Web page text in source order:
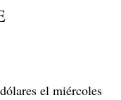
el miércoles